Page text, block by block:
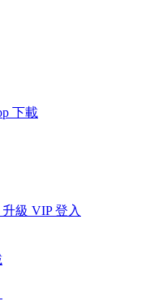
升級 VIP 登入